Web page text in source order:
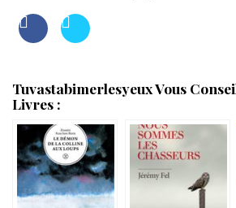
Tuvastabimerlesyeux Vous
Livres :